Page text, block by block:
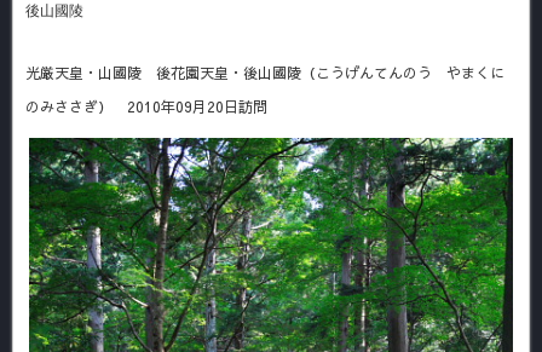
後山國陵
光厳天皇・山國陵 後花園天皇・後山國陵（こうげんてんのう やまくに
のみささぎ） 2010年09月20日訪問